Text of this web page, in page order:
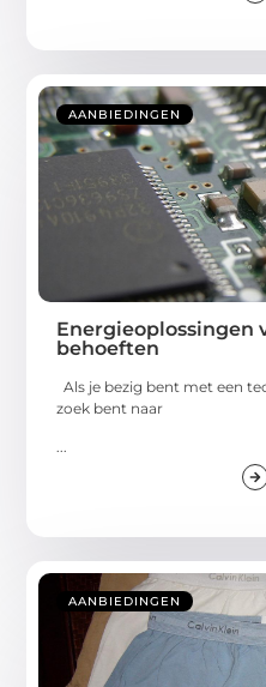
AANBIEDINGEN
Energieoplossingen
behoeften
Als je bezig bent met een
zoek bent naar
AANBIEDINGEN